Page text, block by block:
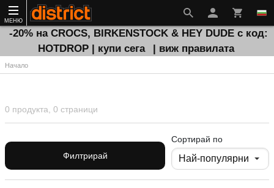
МЕНЮ
-20% на CROCS, BIRKENSTOCK & HEY DUDE с код:
HOTDROP | купи сега
| виж правилата
Начало
0 продукта, 0 страници
Филтрирай
Сортирай по